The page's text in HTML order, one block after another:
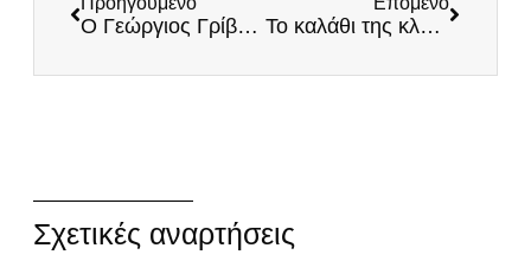
Ο Γεώργιος Γρίβας σύμβολο τιμής και ανδρείας! Το καλάθι της κλεψιάς και της απατεωνιάς
Σχετικές αναρτήσεις